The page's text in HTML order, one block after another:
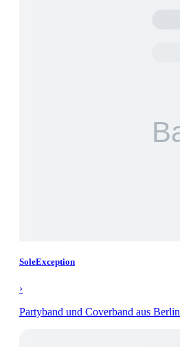
SoleException
›
Partyband und Coverband aus Berlin